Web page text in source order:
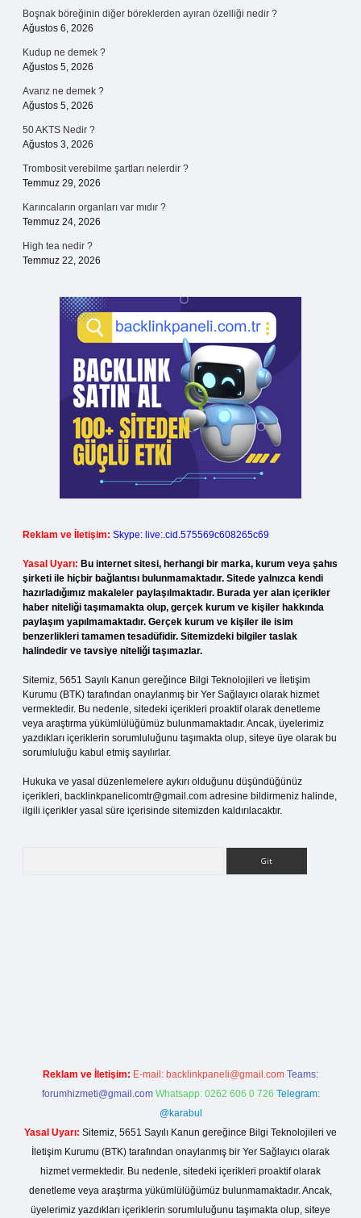
Boşnak böreğinin diğer böreklerden ayıran özelliği nedir ?
Ağustos 6, 2026
Kudup ne demek ?
Ağustos 5, 2026
Avarız ne demek ?
Ağustos 5, 2026
50 AKTS Nedir ?
Ağustos 3, 2026
Trombosit verebilme şartları nelerdir ?
Temmuz 29, 2026
Karıncaların organları var mıdır ?
Temmuz 24, 2026
High tea nedir ?
Temmuz 22, 2026
Reklam ve İletişim: Skype: live:.cid.575569c608265c69
Yasal Uyarı: Bu internet sitesi, herhangi bir marka, kurum veya şahıs
şirketi ile hiçbir bağlantısı bulunmamaktadır. Sitede yalnızca kendi
hazırladığımız makaleler paylaşılmaktadır. Burada yer alan içerikler
haber niteliği taşımamakta olup, gerçek kurum ve kişiler hakkında
paylaşım yapılmamaktadır. Gerçek kurum ve kişiler ile isim
benzerlikleri tamamen tesadüfidir. Sitemizdeki bilgiler taslak
halindedir ve tavsiye niteliği taşımazlar.
Sitemiz, 5651 Sayılı Kanun gereğince Bilgi Teknolojileri ve İletişim
Kurumu (BTK) tarafından onaylanmış bir Yer Sağlayıcı olarak hizmet
vermektedir. Bu nedenle, sitedeki içerikleri proaktif olarak denetleme
veya araştırma yükümlülüğümüz bulunmamaktadır. Ancak, üyelerimiz
yazdıkları içeriklerin sorumluluğunu taşımakta olup, siteye üye olarak bu
sorumluluğu kabul etmiş sayılırlar.
Hukuka ve yasal düzenlemelere aykırı olduğunu düşündüğünüz
içerikleri, backlinkpanelicomtr@gmail.com adresine bildirmeniz halinde,
ilgili içerikler yasal süre içerisinde sitemizden kaldırılacaktır.
Reklam ve İletişim: E-mail: backlinkpaneli@gmail.com Teams:
forumhizmeti@gmail.com Whatsapp: 0262 606 0 726 Telegram:
@karabul
Yasal Uyarı: Sitemiz, 5651 Sayılı Kanun gereğince Bilgi Teknolojileri ve
İletişim Kurumu (BTK) tarafından onaylanmış bir Yer Sağlayıcı olarak
hizmet vermektedir. Bu nedenle, sitedeki içerikleri proaktif olarak
denetleme veya araştırma yükümlülüğümüz bulunmamaktadır. Ancak,
üyelerimiz yazdıkları içeriklerin sorumluluğunu taşımakta olup, siteye